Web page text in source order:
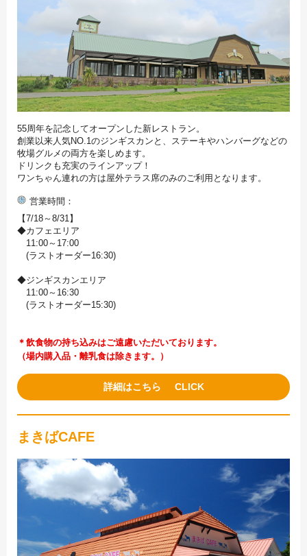
55周年を記念してオープンした新レストラン。
創業以来人気NO.1のジンギスカンと、ステーキやハンバーグなどの
牧場グルメの両方を楽しめます。
ドリンクも充実のラインアップ！
ワンちゃん連れの方は屋外テラス席のみのご利用となります。
営業時間
【7/18～8/31】
◆カフェエリア
11:00～17:00
(ラストオーダー16:30)
◆ジンギスカンエリア
11:00～16:30
(ラストオーダー15:30)
＊飲食物の持ち込みはご遠慮いただいております。
（場内購入品・離乳食は除きます。）
詳細はこちら
まきばCAFE